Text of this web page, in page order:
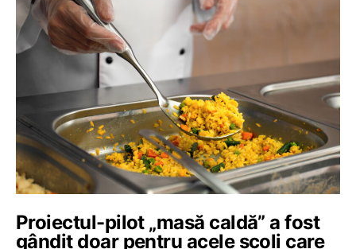
Proiectul-pilot „masă caldă” a fost
gândit doar pentru acele școli care